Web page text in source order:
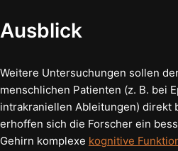
Ausblick
Weitere Untersuchungen sollen
menschlichen Patienten (z. B. bei
intrakraniellen Ableitungen) direkt
erhoffen sich die Forscher ein
Gehirn komplexe kognitive